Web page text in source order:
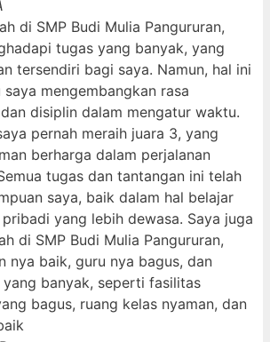
di SMP Budi Mulia Pangururan,
tugas yang banyak, yang
tersendiri bagi saya. Namun, hal ini
mengembangkan rasa
disiplin dalam mengatur waktu.
pernah meraih juara 3, yang
berharga dalam perjalanan
tugas dan tantangan ini telah
saya, baik dalam hal belajar
yang lebih dewasa. Saya juga
di SMP Budi Mulia Pangururan,
nya baik, guru nya bagus, dan
banyak, seperti fasilitas
bagus, ruang kelas nyaman, dan